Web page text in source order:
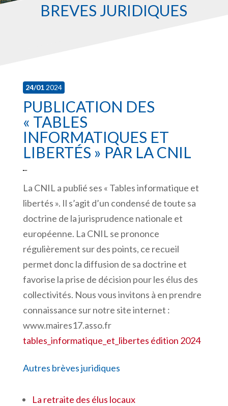
BRÉVES JURIDIQUES
24/012024
PUBLICATION DES
« TABLES
INFORMATIQUES ET
LIBERTÉS » PAR LA CNIL
La CNIL a publié ses « Tables informatique et
libertés ». Il s’agit d’un condensé de toute sa
doctrine de la jurisprudence nationale et
européenne. La CNIL se prononce
régulièrement sur des points, ce recueil
permet donc la diffusion de sa doctrine et
favorise la prise de décision pour les élus des
collectivités. Nous vous invitons à en prendre
connaissance sur notre site internet :
www.maires17.asso.fr
tables_informatique_et_libertes édition 2024
Autres brèves juridiques
La retraite des élus locaux